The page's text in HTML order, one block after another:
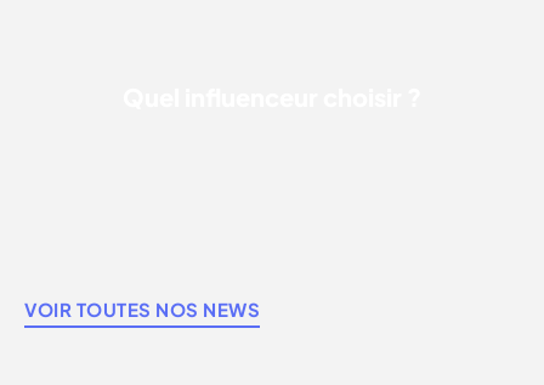
VOIR TOUTES NOS NEWS